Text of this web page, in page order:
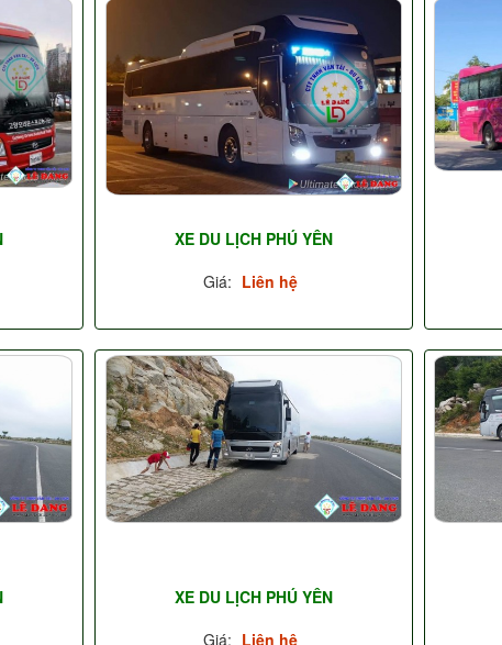
XE DU LỊCH PHÚ YÊN
Giá: Liên hệ
XE DU LỊCH PHÚ YÊN
Giá: Liên hệ